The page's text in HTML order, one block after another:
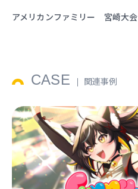
アメリカンファミリー 宮崎大会
CASE 関連事例